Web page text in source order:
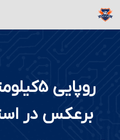
روپایی
برعکس در